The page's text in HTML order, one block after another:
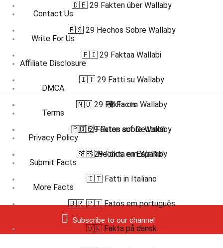
Contact Us
Write For Us
Affiliate Disclosure
DMCA
Terms
Privacy Policy
Submit Facts
More Facts
Subscribe to our channel
🇩🇪 29 Fakten über Wallaby
🇪🇸 29 Hechos Sobre Wallaby
🇫🇮 29 Faktaa Wallabi
🇮🇹 29 Fatti su Wallaby
🇳🇴 29 Fakta om Wallaby
🇵🇹 29 Fatos sobre Wallaby
🇸🇪 29 Fakta om Wallaby
🌍 Facts
🇩🇪 Fakten auf Deutsch
🇪🇸 Hechos en Español
🇮🇹 Fatti in Italiano
🇧🇷 🇵🇹 Fatos em português
🇩🇰 Fakta på dansk